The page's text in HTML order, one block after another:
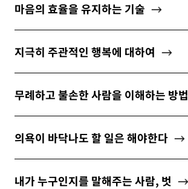
마음의 효율을 유지하는 기술
지극히 주관적인 행복에 대하여
무례하고 불손한 사람을 이해하는 방법
의욕이 바닥나도 할 일은 해야한다
내가 누구인지를 말해주는 사람, 벗